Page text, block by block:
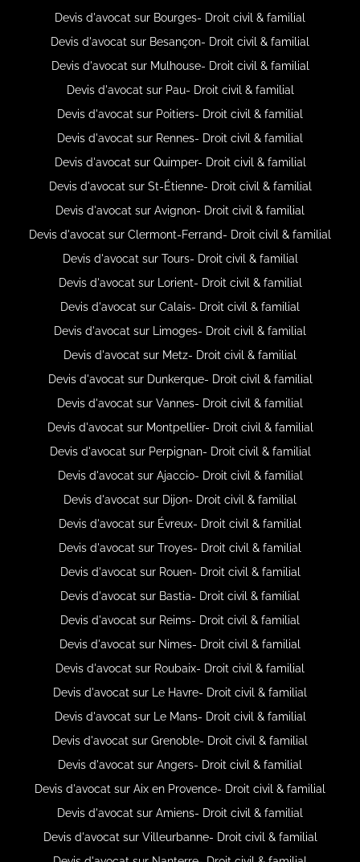
Devis d'avocat sur Bourges- Droit civil & familial
Devis d'avocat sur Besançon- Droit civil & familial
Devis d'avocat sur Mulhouse- Droit civil & familial
Devis d'avocat sur Pau- Droit civil & familial
Devis d'avocat sur Poitiers- Droit civil & familial
Devis d'avocat sur Rennes- Droit civil & familial
Devis d'avocat sur Quimper- Droit civil & familial
Devis d'avocat sur St-Étienne- Droit civil & familial
Devis d'avocat sur Avignon- Droit civil & familial
Devis d'avocat sur Clermont-Ferrand- Droit civil & familial
Devis d'avocat sur Tours- Droit civil & familial
Devis d'avocat sur Lorient- Droit civil & familial
Devis d'avocat sur Calais- Droit civil & familial
Devis d'avocat sur Limoges- Droit civil & familial
Devis d'avocat sur Metz- Droit civil & familial
Devis d'avocat sur Dunkerque- Droit civil & familial
Devis d'avocat sur Vannes- Droit civil & familial
Devis d'avocat sur Montpellier- Droit civil & familial
Devis d'avocat sur Perpignan- Droit civil & familial
Devis d'avocat sur Ajaccio- Droit civil & familial
Devis d'avocat sur Dijon- Droit civil & familial
Devis d'avocat sur Évreux- Droit civil & familial
Devis d'avocat sur Troyes- Droit civil & familial
Devis d'avocat sur Rouen- Droit civil & familial
Devis d'avocat sur Bastia- Droit civil & familial
Devis d'avocat sur Reims- Droit civil & familial
Devis d'avocat sur Nimes- Droit civil & familial
Devis d'avocat sur Roubaix- Droit civil & familial
Devis d'avocat sur Le Havre- Droit civil & familial
Devis d'avocat sur Le Mans- Droit civil & familial
Devis d'avocat sur Grenoble- Droit civil & familial
Devis d'avocat sur Angers- Droit civil & familial
Devis d'avocat sur Aix en Provence- Droit civil & familial
Devis d'avocat sur Amiens- Droit civil & familial
Devis d'avocat sur Villeurbanne- Droit civil & familial